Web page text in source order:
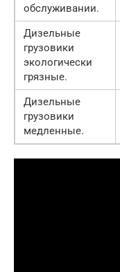
обслуживании.
Дизельные
грузовики
экологически
грязные.
Дизельные
грузовики
медленные.